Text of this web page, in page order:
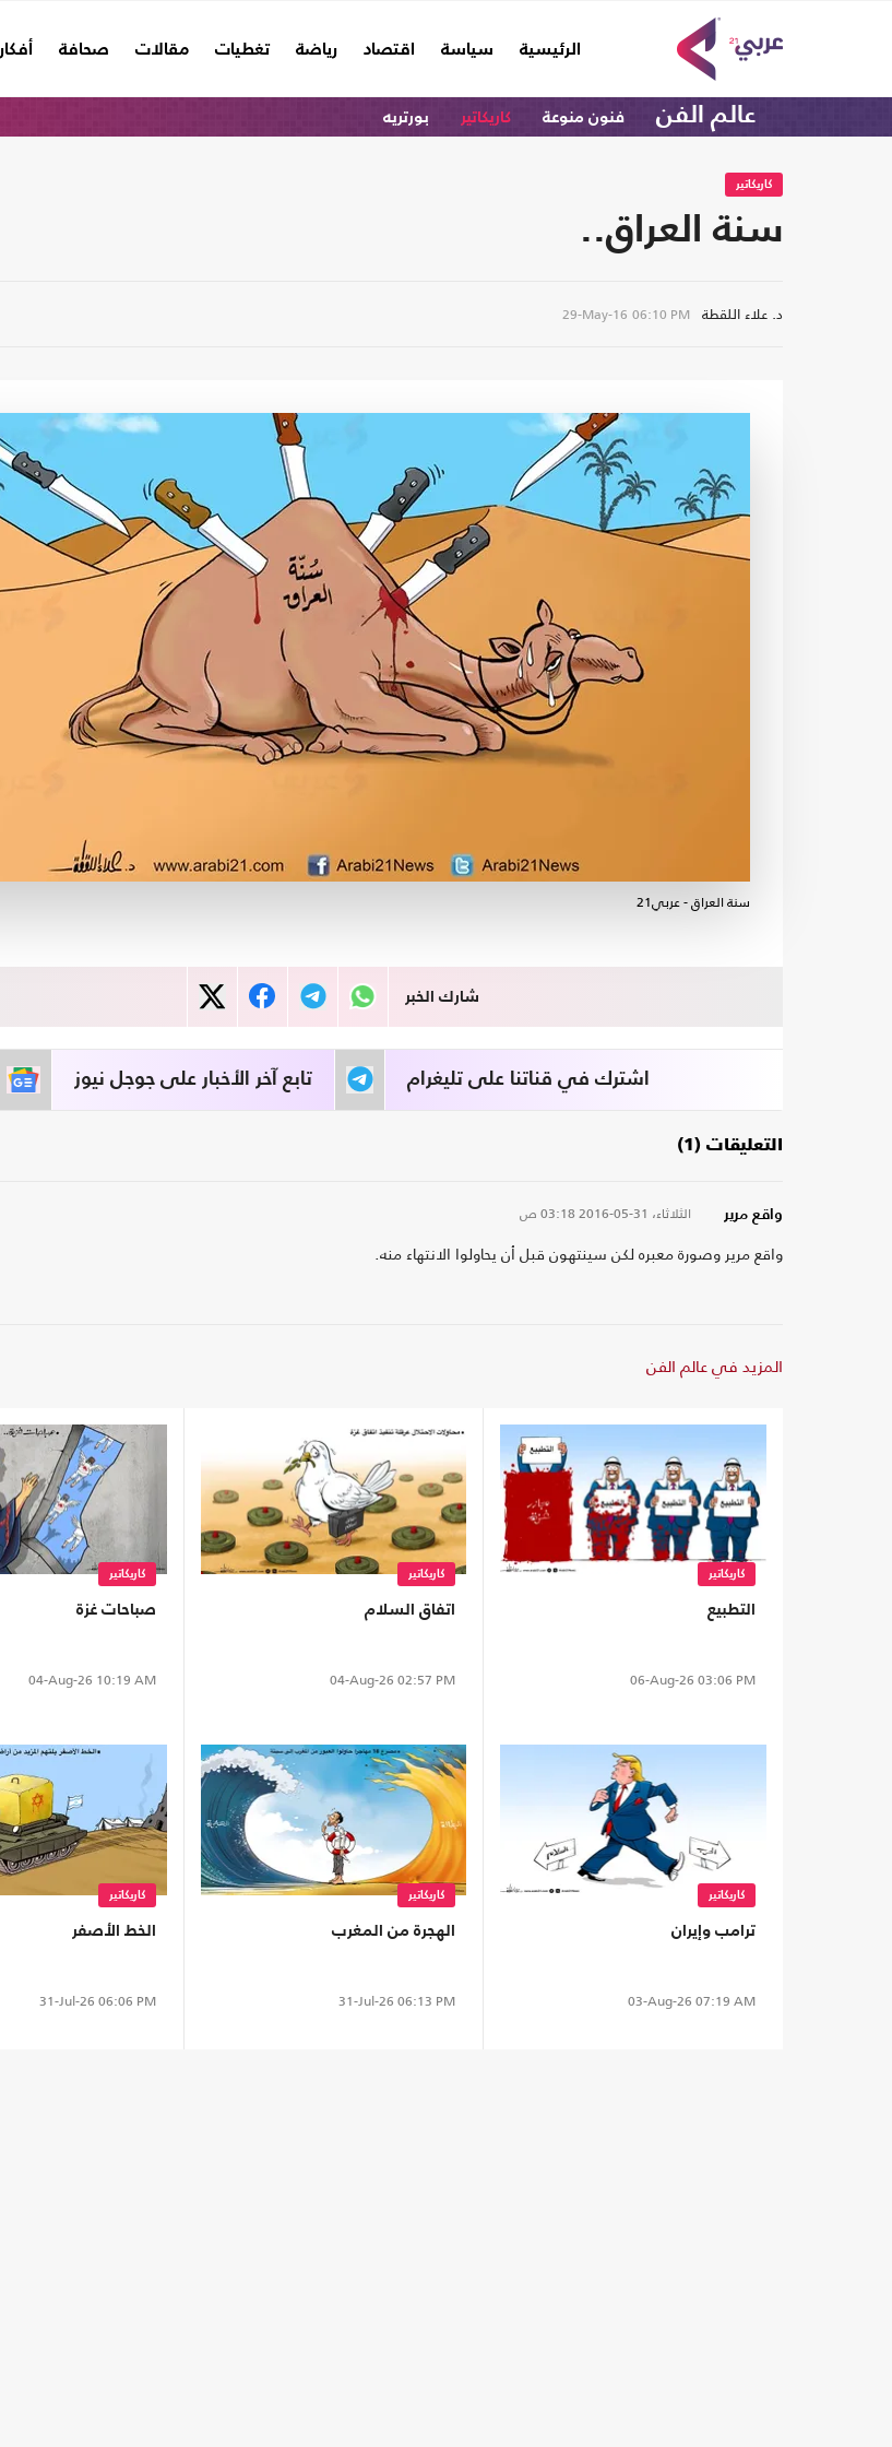
الرئيسية
(current) سياسة اقتصاد رياضة تغطيات مقالات صحافة أفكار
عالم الفن فنون منوعة كاريكاتير بورتريه
كاريكاتير
سنة العراق..
د. علاء اللقطة 29-May-16 06:10 PM
سنة العراق - عربي21
شارك الخبر
تابع آخر الأخبار على جوجل نيوز اشترك في قناتنا على تليغرام
التعليقات (1)
واقع مرير الثلاثاء، 31-05-2016 03:18 ص
واقع مرير وصورة معبره لكن سينتهون قبل أن يحاولوا الانتهاء منه.
المزيد في عالم الفن
كاريكاتير
التطبيع
06-Aug-26 03:06 PM
كاريكاتير
اتفاق السلام
04-Aug-26 02:57 PM
كاريكاتير
صباحات غزة
04-Aug-26 10:19 AM
كاريكاتير
ترامب وإيران
03-Aug-26 07:19 AM
كاريكاتير
الهجرة من المغرب
31-Jul-26 06:13 PM
كاريكاتير
الخط الأصفر
31-Jul-26 06:06 PM